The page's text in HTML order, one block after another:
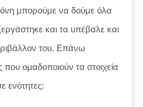
μπορούμε να δούμε όλα
και τα υπέβαλε και
του. Επάνω
που ομαδοποιούν τα στοιχεία
ενότητες: